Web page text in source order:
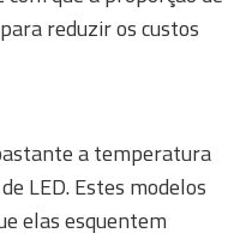
reduzir os custos
a temperatura
LED. Estes modelos
elas esquentem